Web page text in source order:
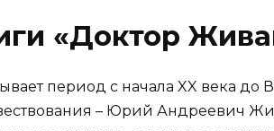
«Доктор
период с начала XX века до
– Юрий Андреевич